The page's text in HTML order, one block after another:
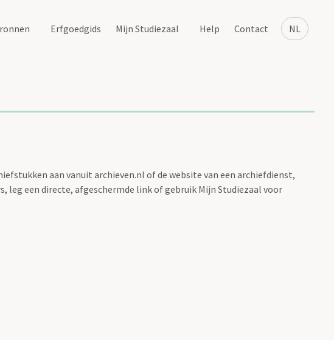
NL
Erfgoedgids Mijn Studiezaal Help Contact
aan vanuit archieven.nl of de website van een archiefdienst,
leg een directe, afgeschermde link of gebruik Mijn Studiezaal voor